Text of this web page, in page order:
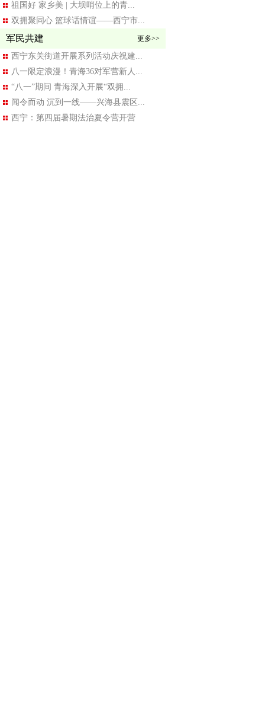
祖国好 家乡美 | 大坝哨位上的青...
双拥聚同心 篮球话情谊——西宁市...
军民共建 更多>>
西宁东关街道开展系列活动庆祝建...
八一限定浪漫！青海36对军营新人...
“八一”期间 青海深入开展“双拥...
闻令而动 沉到一线——兴海县震区...
西宁：第四届暑期法治夏令营开营